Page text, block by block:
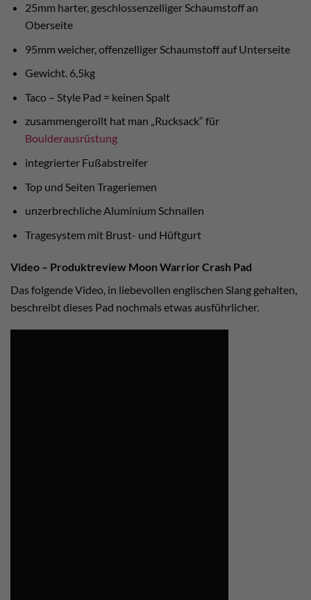
25mm harter, geschlossenzelliger Schaumstoff an
Oberseite
95mm weicher, offenzelliger Schaumstoff auf Unterseite
Gewicht. 6,5kg
Taco – Style Pad = keinen Spalt
zusammengerollt hat man „Rucksack“ für
Boulderausrüstung
integrierter Fußabstreifer
Top und Seiten Trageriemen
unzerbrechliche Aluminium Schnallen
Tragesystem mit Brust- und Hüftgurt
Video – Produktreview Moon Warrior Crash Pad
Das folgende Video, in liebevollen englischen Slang gehalten,
beschreibt dieses Pad nochmals etwas ausführlicher.